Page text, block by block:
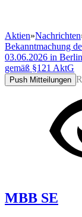
Aktien»Nachrichten
Bekanntmachung
03.06.2026 in
gemäß §121 AktG
Push Mitteilungen
MBB SE